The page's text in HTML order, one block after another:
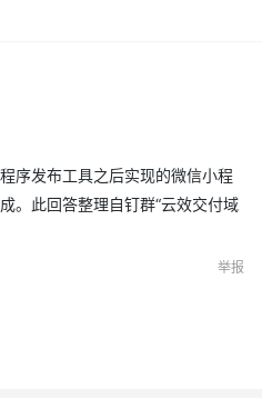
序发布工具之后实现的微信小程
。此回答整理自钉群“云效交付域
举报